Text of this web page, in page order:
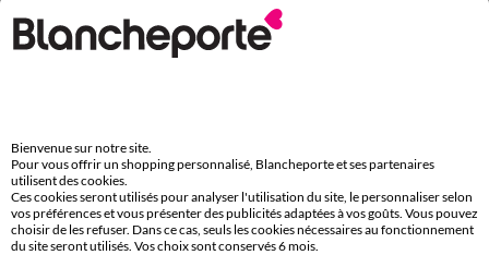
domicile, relais, consignes automatiques
Service clients
par chat et par téléphone
de 8h00 à 20h00 du lundi au samedi
Bienvenue sur notre site.
Pour vous offrir un shopping personnalisé, Blancheporte et ses partenaires
utilisent des cookies.
Ces cookies seront utilisés pour analyser l'utilisation du site, le personnaliser selon
vos préférences et vous présenter des publicités adaptées à vos goûts. Vous pouvez
choisir de les refuser. Dans ce cas, seuls les cookies nécessaires au fonctionnement
du site seront utilisés. Vos choix sont conservés 6 mois.